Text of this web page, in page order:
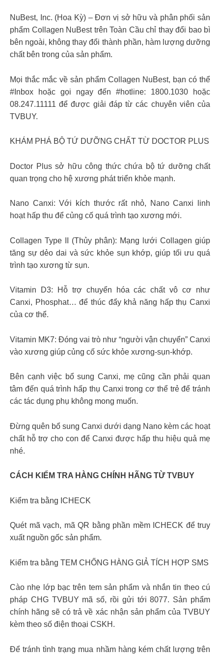
NuBest, Inc. (Hoa Kỳ) – Đơn vị sở hữu và phân phối sản
phẩm Collagen NuBest trên Toàn Cầu chỉ thay đổi bao bì
bên ngoài, không thay đổi thành phần, hàm lượng dưỡng
chất bên trong của sản phẩm.
Mọi thắc mắc về sản phẩm Collagen NuBest, bạn có thể
#Inbox hoặc gọi ngay đến #hotline: 1800.1030 hoặc
08.247.11111 để được giải đáp từ các chuyên viên của
TVBUY.
KHÁM PHÁ BỘ TỨ DƯỠNG CHẤT TỪ DOCTOR PLUS
Doctor Plus sở hữu công thức chứa bộ tứ dưỡng chất
quan trọng cho hệ xương phát triển khỏe mạnh.
Nano Canxi: Với kích thước rất nhỏ, Nano Canxi linh
hoạt hấp thu để củng cố quá trình tạo xương mới.
Collagen Type II (Thủy phân): Mạng lưới Collagen giúp
tăng sự dẻo dai và sức khỏe sụn khớp, giúp tối ưu quá
trình tạo xương từ sụn.
Vitamin D3: Hỗ trợ chuyển hóa các chất vô cơ như
Canxi, Phosphat… để thúc đẩy khả năng hấp thụ Canxi
của cơ thể.
Vitamin MK7: Đóng vai trò như “người vận chuyển” Canxi
vào xương giúp củng cố sức khỏe xương-sụn-khớp.
Bên cạnh việc bổ sung Canxi, mẹ cũng cần phải quan
tâm đến quá trình hấp thụ Canxi trong cơ thể trẻ để tránh
các tác dụng phụ không mong muốn.
Đừng quên bổ sung Canxi dưới dạng Nano kèm các hoạt
chất hỗ trợ cho con để Canxi được hấp thu hiệu quả mẹ
nhé.
CÁCH KIỂM TRA HÀNG CHÍNH HÃNG TỪ TVBUY
Kiểm tra bằng ICHECK
Quét mã vạch, mã QR bằng phần mềm ICHECK để truy
xuất nguồn gốc sản phẩm.
Kiểm tra bằng TEM CHỐNG HÀNG GIẢ TÍCH HỢP SMS
Cào nhẹ lớp bạc trên tem sản phẩm và nhắn tin theo cú
pháp CHG TVBUY mã số, rồi gửi tới 8077. Sản phẩm
chính hãng sẽ có trả về xác nhận sản phẩm của TVBUY
kèm theo số điện thoại CSKH.
Để tránh tình trạng mua nhầm hàng kém chất lượng trên